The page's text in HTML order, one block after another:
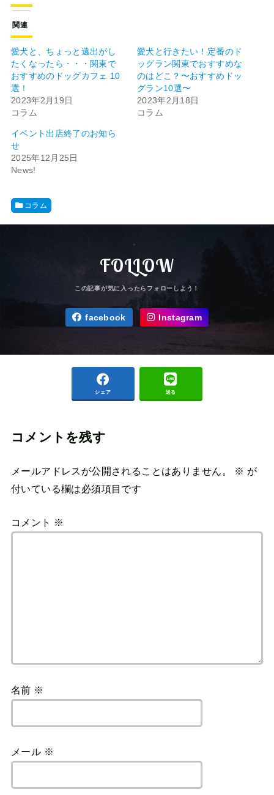
関連
愛犬と、ちょっと遠出がし
たくなったら・・・関東で
おすすめのドッグカフェ 10
選！
2023年2月19日
コラム
愛犬と行きたい！定番のド
ッグラン関東でおすすめな
のはどこ？〜おすすめドッ
グラン10選〜
2023年2月18日
コラム
イベント出店終了のお知ら
せ
2025年12月25日
News!
コラム
FOLLOW
facebook Instagram
シェア 送る
コメントを残す
メールアドレスが公開されることはありません。 ※ が
付いている欄は必須項目です
コメント ※
名前 ※
メール ※